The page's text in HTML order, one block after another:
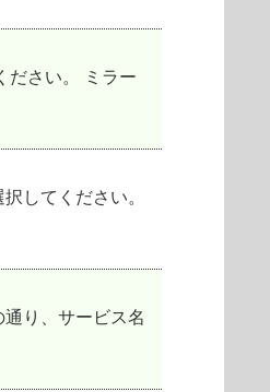
ださい。 ミラー
してください。
り、サービス名